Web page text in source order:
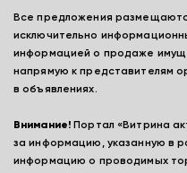
Все предложения
исключительно
информацией о продаже
напрямую к представителям
в объявлениях.
Внимание! Портал «Витрина
за информацию, указанную в
информацию о проводимых